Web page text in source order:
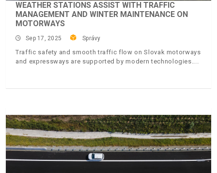
WEATHER STATIONS ASSIST WITH TRAFFIC
MANAGEMENT AND WINTER MAINTENANCE ON
MOTORWAYS
Sep 17, 2025 Správy
Traffic safety and smooth traffic flow on Slovak motorways
and expressways are supported by modern technologies.